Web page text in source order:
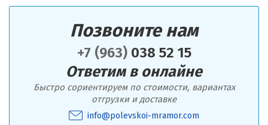
Позвоните нам
+7 (963)038 52 15
Ответим в онлайне
Быстро сориентируем по стоимости, вариантах
отгрузки и доставке
info@polevskoi-mramor.com